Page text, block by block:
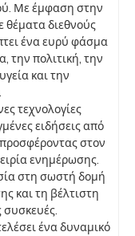
Με έμφαση στην
θέματα διεθνούς
ένα ευρύ φάσμα
την πολιτική, την
και την
τεχνολογίες
ειδήσεις από
στον
ενημέρωσης.
στη σωστή δομή
και τη βέλτιστη
συσκευές.
ένα δυναμικό